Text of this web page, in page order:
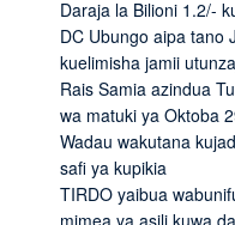
Daraja la Bilioni 1.2/-
DC Ubungo aipa tano
kuelimisha jamii
Rais Samia azindua
wa matuki ya Oktoba
Wadau wakutana
safi ya kupikia
TIRDO yaibua